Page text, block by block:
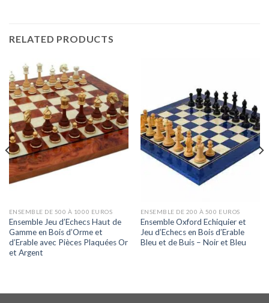
RELATED PRODUCTS
ENSEMBLE DE 500 À 1000 EUROS
Ensemble Jeu d’Echecs Haut de
Gamme en Bois d’Orme et
d’Erable avec Pièces Plaquées Or
et Argent
ENSEMBLE DE 200 À 500 EUROS
Ensemble Oxford Echiquier et
Jeu d’Echecs en Bois d’Erable
Bleu et de Buis – Noir et Bleu